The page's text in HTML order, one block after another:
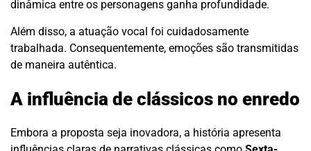
dinâmica entre os personagens ganha profundidade.
Além disso, a atuação vocal foi cuidadosamente
trabalhada. Consequentemente, emoções são transmitidas
de maneira autêntica.
A influência de clássicos no enredo
Embora a proposta seja inovadora, a história apresenta